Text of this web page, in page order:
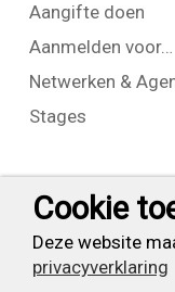
Aangifte doen
Aanmelden voor…
Netwerken &
Stages
Contact
T:+31 (0) 23
Cookie
Deze website
privacyverklaring